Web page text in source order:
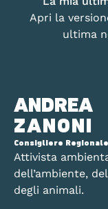
ANDREA
ZANONI
Consigliere Regionale
Attivista
dell’ambiente,
degli animali.
Apri la
ultima